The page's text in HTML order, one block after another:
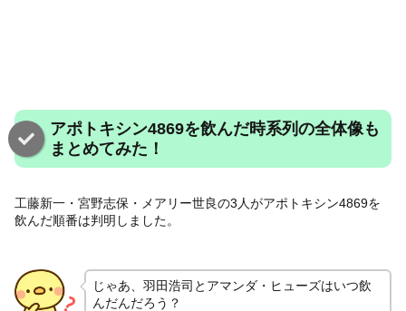
アポトキシン4869を飲んだ時系列の全体像も
まとめてみた！
工藤新一・宮野志保・メアリー世良の3人がアポトキシン4869を
飲んだ順番は判明しました。
じゃあ、羽田浩司とアマンダ・ヒューズはいつ飲
んだんだろう？